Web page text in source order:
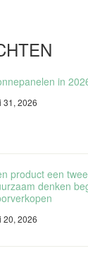
in
31, 2026
product een
denken
20, 2026